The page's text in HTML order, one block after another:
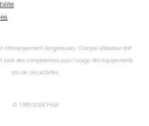
intrinsèquement dangereuses. Chaque utilisateur doit
avoir des compétences pour l’usage des équipements
lors de ces activités.
© 1995-2026 Petzl